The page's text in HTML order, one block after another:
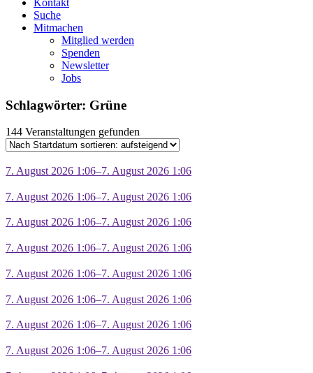
Suche
Mitmachen
Mitglied werden
Spenden
Newsletter
Jobs
Schlagwörter: Grüne
144 Veranstaltungen gefunden
7. August 2026 1:06–7. August 2026 1:06
7. August 2026 1:06–7. August 2026 1:06
7. August 2026 1:06–7. August 2026 1:06
7. August 2026 1:06–7. August 2026 1:06
7. August 2026 1:06–7. August 2026 1:06
7. August 2026 1:06–7. August 2026 1:06
7. August 2026 1:06–7. August 2026 1:06
7. August 2026 1:06–7. August 2026 1:06